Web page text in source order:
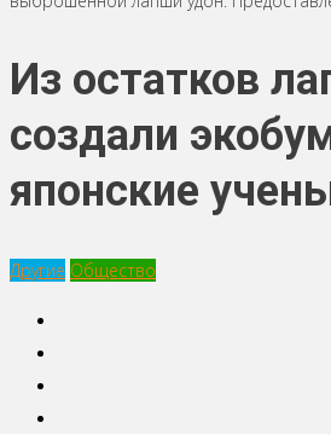
Из остатков
создали
японские
Другие Общество